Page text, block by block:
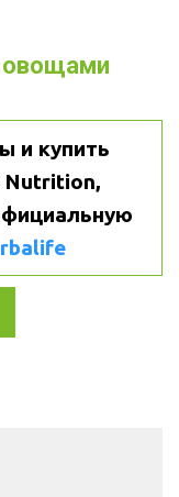
овощами
и купить
Nutrition,